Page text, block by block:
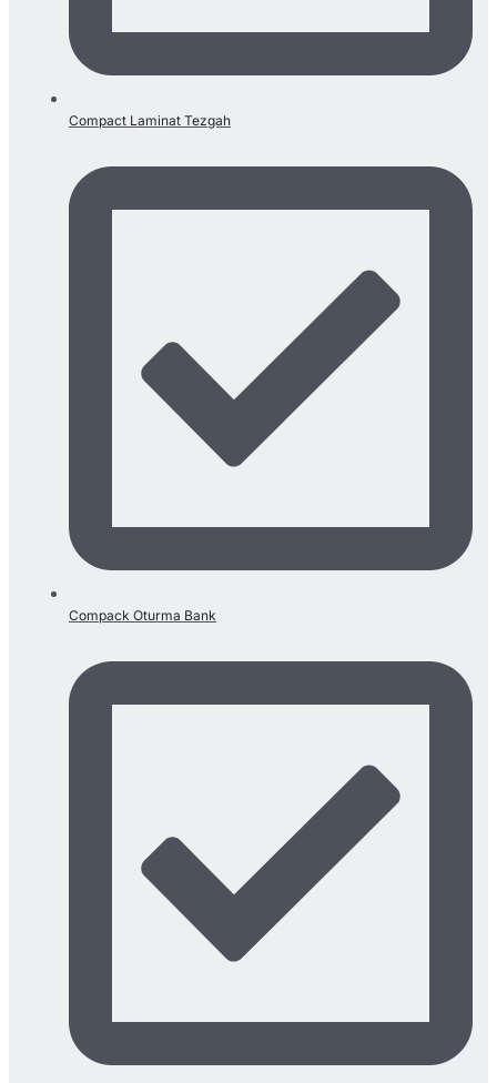
Compact Laminat Tezgah
Compack Oturma Bank